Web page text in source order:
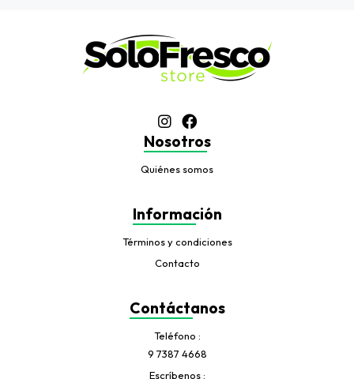
Nosotros
Quiénes somos
Información
Términos y condiciones
Contacto
Contáctanos
Teléfono
9 7387 4668
Escríbenos